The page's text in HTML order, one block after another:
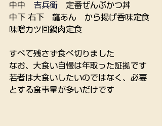
中中 吉兵衛
定番ぜんぶかつ丼
中下 右下　龍あん　から揚げ香味定食
味噌カツ回鍋肉定食
すべて残さず食べ切りました
なお、大食い自慢は年取った証拠です
若者は大食いしたいのではなく、必要
とする食事量が多いだけです